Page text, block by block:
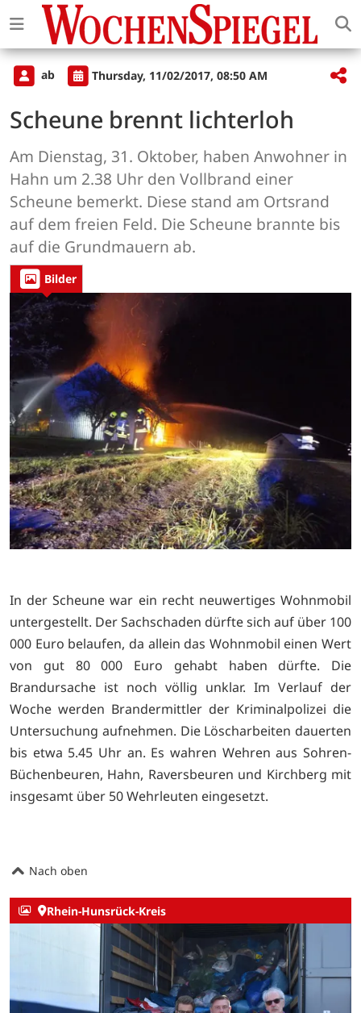
ab Thursday, 11/02/2017, 08:50 AM
Scheune brennt lichterloh
Am Dienstag, 31. Oktober, haben Anwohner in
Hahn um 2.38 Uhr den Vollbrand einer
Scheune bemerkt. Diese stand am Ortsrand
auf dem freien Feld. Die Scheune brannte bis
auf die Grundmauern ab.
Bilder
In der Scheune war ein recht neuwertiges Wohnmobil
untergestellt. Der Sachschaden dürfte sich auf über 100
000 Euro belaufen, da allein das Wohnmobil einen Wert
von gut 80 000 Euro gehabt haben dürfte. Die
Brandursache ist noch völlig unklar. Im Verlauf der
Woche werden Brandermittler der Kriminalpolizei die
Untersuchung aufnehmen. Die Löscharbeiten dauerten
bis etwa 5.45 Uhr an. Es wahren Wehren aus Sohren-
Büchenbeuren, Hahn, Raversbeuren und Kirchberg mit
insgesamt über 50 Wehrleuten eingesetzt.
Nach oben
Rhein-Hunsrück-Kreis